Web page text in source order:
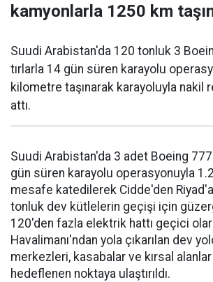
kamyonlarla 1250 km
Suudi Arabistan'da 120 tonluk 3
tırlarla 14 gün süren karayolu
kilometre taşınarak karayoluyla nakil
attı.
Suudi Arabistan'da 3 adet Boeing
gün süren karayolu operasyonuyla
mesafe katedilerek Cidde'den Riyad'a
tonluk dev kütlelerin geçişi için
120'den fazla elektrik hattı geçici
Havalimanı'ndan yola çıkarılan dev
merkezleri, kasabalar ve kırsal
hedeflenen noktaya ulaştırıldı.